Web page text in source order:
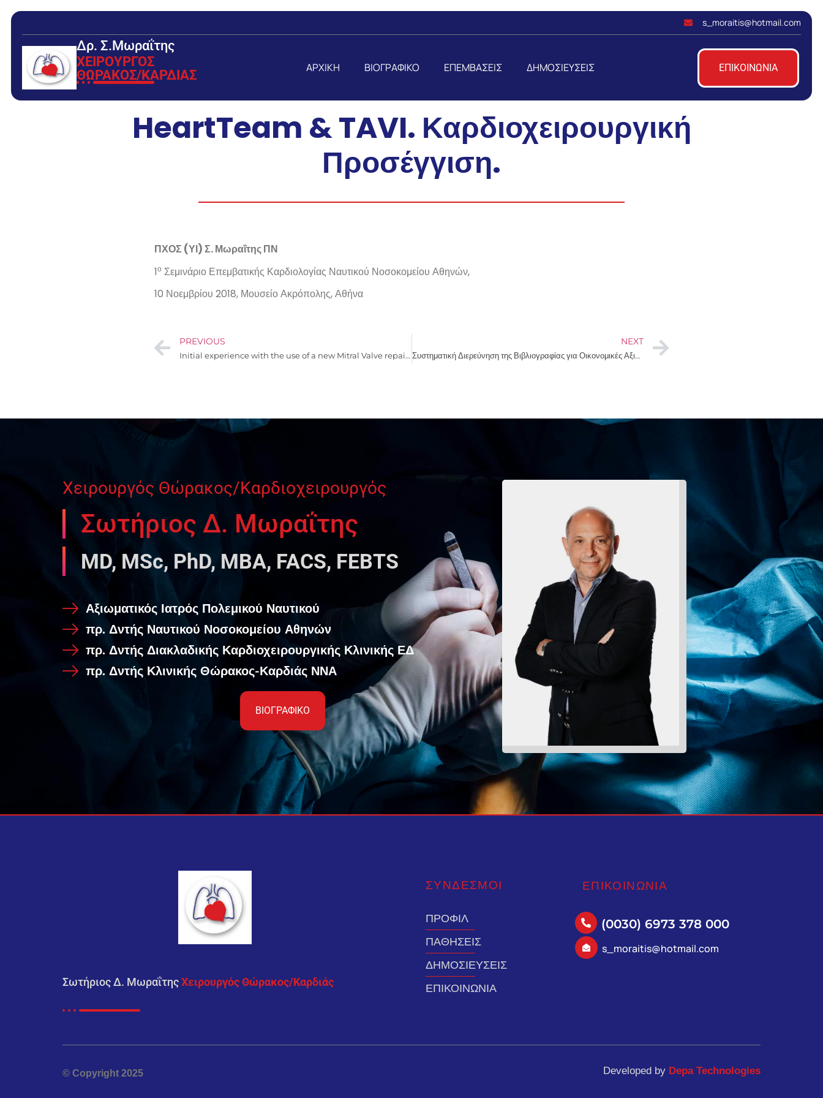
s_moraitis@hotmail.com
Δρ. Σ.Μωραΐτης
ΧΕΙΡΟΥΡΓΟΣ
ΘΩΡΑΚΟΣ/ΚΑΡΔΙΑΣ
ΑΡΧΙΚΗ ΒΙΟΓΡΑΦΙΚΟ ΕΠΕΜΒΑΣΕΙΣ ΔΗΜΟΣΙΕΥΣΕΙΣ ΕΠΙΚΟΙΝΩΝΙΑ
HeartTeam & TAVI. Καρδιοχειρουργική
Προσέγγιση.
ΠΧΟΣ (ΥΙ) Σ. Μωραΐτης ΠΝ
1ο Σεμινάριο Επεμβατικής Καρδιολογίας Ναυτικού Νοσοκομείου Αθηνών,
10 Νοεμβρίου 2018, Μουσείο Ακρόπολης, Αθήνα
PREVIOUS
Initial experience with the use of a new Mitral Valve repair ring, especially designed to simplify the length assessment of the artificial cords (LivaNova Memo 3D Rehord).
NEXT
Συστηματική Διερεύνηση της Βιβλιογραφίας για Οικονομικές Αξιολογήσεις, που αφορούν στη χρήση της συσκευής MitraClip, σε ασθενείς με Σοβαρή Ανεπάρκεια Μιτροειδούς Βαλβίδας.
Χειρουργός Θώρακος/Καρδιοχειρουργός
Σωτήριος Δ. Μωραΐτης
MD, MSc, PhD, MBA, FACS, FEBTS
Αξιωματικός Ιατρός Πολεμικού Ναυτικού
πρ. Δντής Ναυτικού Νοσοκομείου Αθηνών
πρ. Δντής Διακλαδικής Καρδιοχειρουργικής Κλινικής ΕΔ
πρ. Δντής Κλινικής Θώρακος-Καρδιάς ΝΝΑ
ΒΙΟΓΡΑΦΙΚΟ
Σωτήριος Δ. ΜωραΐτηςΧειρουργός Θώρακος/Καρδιάς
ΣΥΝΔΕΣMΟΙ
ΠΡΟΦΙΛ
ΠΑΘΗΣΕΙΣ
ΔΗΜΟΣΙΕΥΣΕΙΣ
ΕΠΙΚΟΙΝΩΝΙΑ
ΕΠΙΚΟΙΝΩΝΙΑ
(0030) 6973 378 000
s_moraitis@hotmail.com
© Copyright 2025 Developed by Depa Technologies